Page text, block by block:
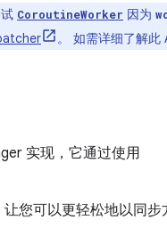
CoroutineWorker 因为
。 如需详细了解此
实现，它通过使用
让您可以更轻松地以同